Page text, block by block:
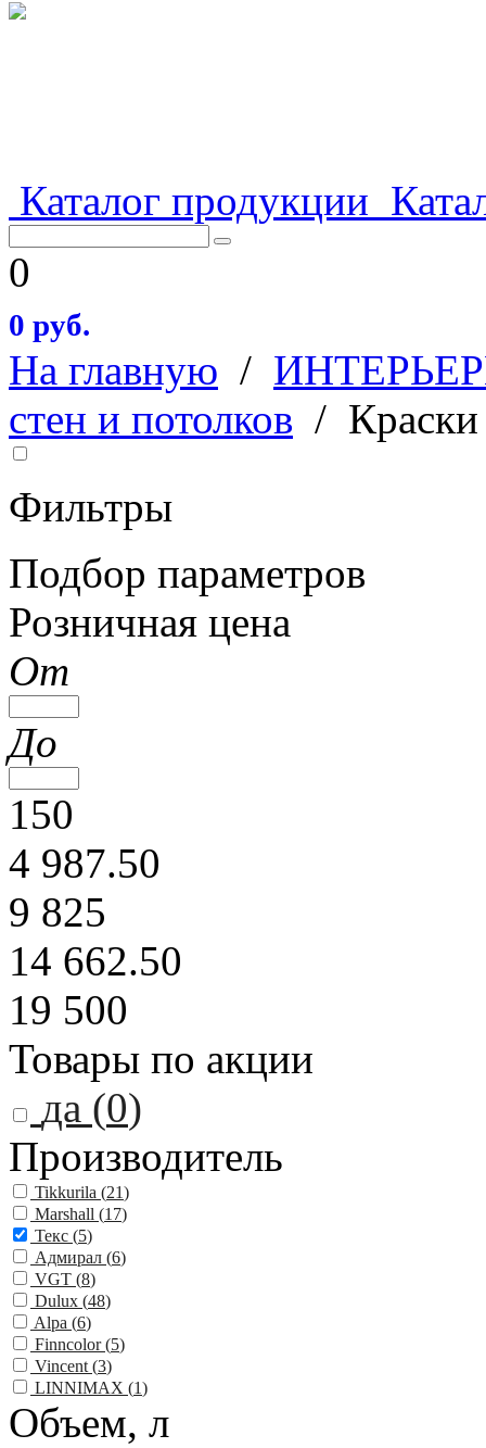
Каталог продукции
0
0 руб.
На главную /
стен и потолков / Краски
Фильтры
Подбор параметров
Розничная цена
От
До
150
4 987.50
9 825
14 662.50
19 500
Товары по акции
да (0)
Производитель
Tikkurila (21)
Marshall (17)
Текс (5)
Адмирал (6)
VGT (8)
Dulux (48)
Alpa (6)
Finncolor (5)
Vincent (3)
LINNIMAX (1)
Объем, л